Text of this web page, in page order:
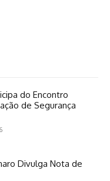
do Encontro
de Segurança
Divulga Nota de